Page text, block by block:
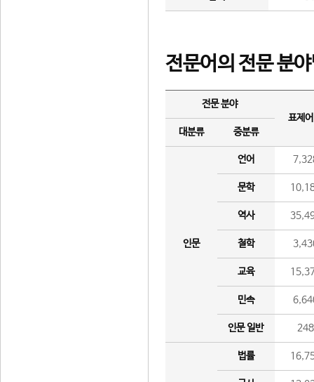
전문어의 전문 분
전문 분야
표제
대분류
중분류
인문
언어
문학
역사
철학
교육
민속
인문 일반 248
법률